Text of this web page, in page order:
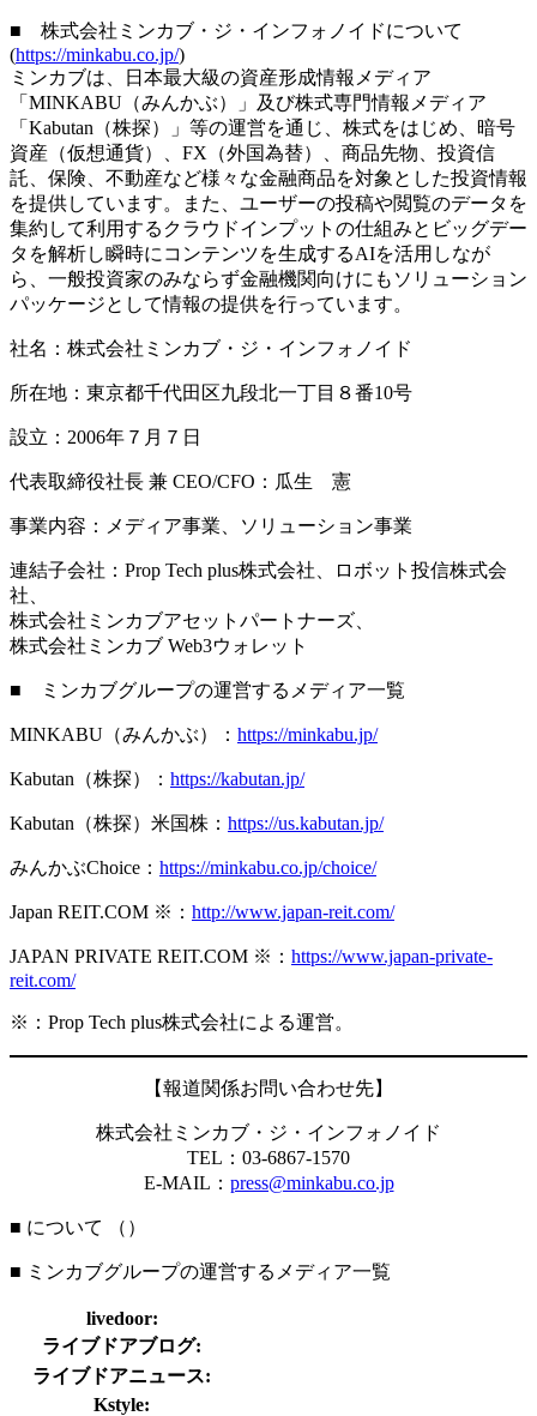
■ 株式会社ミンカブ・ジ・インフォノイドについて
(https://minkabu.co.jp/)
ミンカブは、日本最大級の資産形成情報メディア
「MINKABU（みんかぶ）」及び株式専門情報メディア
「Kabutan（株探）」等の運営を通じ、株式をはじめ、暗号
資産（仮想通貨）、FX（外国為替）、商品先物、投資信
託、保険、不動産など様々な金融商品を対象とした投資情報
を提供しています。また、ユーザーの投稿や閲覧のデータを
集約して利用するクラウドインプットの仕組みとビッグデー
タを解析し瞬時にコンテンツを生成するAIを活用しなが
ら、一般投資家のみならず金融機関向けにもソリューション
パッケージとして情報の提供を行っています。
社名：株式会社ミンカブ・ジ・インフォノイド
所在地：東京都千代田区九段北一丁目８番10号
設立：2006年７月７日
代表取締役社長 兼 CEO/CFO：瓜生 憲
事業内容：メディア事業、ソリューション事業
連結子会社：Prop Tech plus株式会社、ロボット投信株式会
社、
株式会社ミンカブアセットパートナーズ、
株式会社ミンカブ Web3ウォレット
■ ミンカブグループの運営するメディア一覧
MINKABU（みんかぶ）： https://minkabu.jp/
Kabutan（株探）： https://kabutan.jp/
Kabutan（株探）米国株： https://us.kabutan.jp/
みんかぶChoice： https://minkabu.co.jp/choice/
Japan REIT.COM ※： http://www.japan-reit.com/
JAPAN PRIVATE REIT.COM ※： https://www.japan-private-
reit.com/
※：Prop Tech plus株式会社による運営。
【報道関係お問い合わせ先】
株式会社ミンカブ・ジ・インフォノイド
TEL：03-6867-1570
E-MAIL： press@minkabu.co.jp
■ について （ ）
■ ミンカブグループの運営するメディア一覧
livedoor:
ライブドアブログ:
ライブドアニュース:
Kstyle: